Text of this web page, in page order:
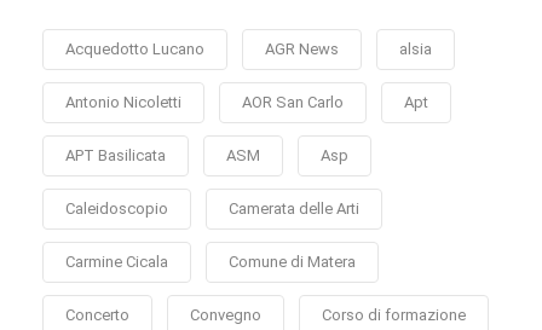
Acquedotto Lucano AGR News alsia
Antonio Nicoletti AOR San Carlo Apt
APT Basilicata ASM Asp
Caleidoscopio Camerata delle Arti
Carmine Cicala Comune di Matera
Concerto Convegno Corso di formazione